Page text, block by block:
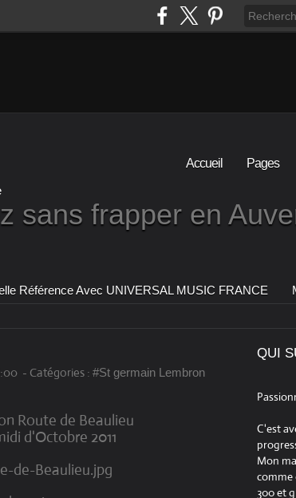
Accueil Pages
sans frapper en
Référence Avec UNIVERSAL MUSIC FRANCE
- Catégories : #St germain Lembron
Route de Beaulieu
d'Octobre 2011
QUI
C'est
Mon
comme
300 et